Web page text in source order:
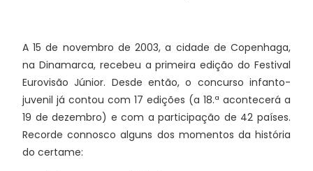
A 15 de novembro de 2003, a cidade de Copenhaga,
na Dinamarca, recebeu a primeira edição do Festival
Eurovisão Júnior. Desde então, o concurso infanto-
juvenil já contou com 17 edições (a 18.ª acontecerá a
19 de dezembro) e com a participação de 42 países.
Recorde connosco alguns dos momentos da história
do certame: